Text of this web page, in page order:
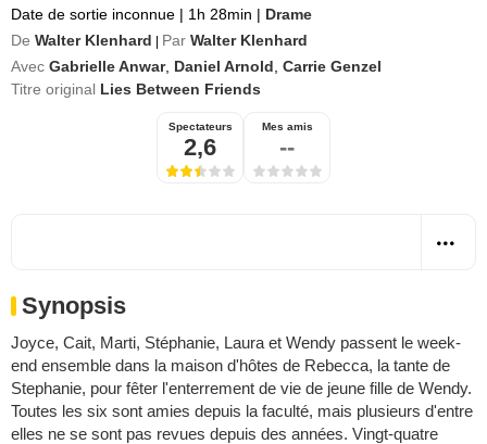
Date de sortie inconnue | 1h 28min | Drame
De Walter Klenhard Par Walter Klenhard
Avec Gabrielle Anwar, Daniel Arnold Carrie Genzel
Titre original Lies Between Friends
Spectateurs
2,6
Mes amis
--
Synopsis
Joyce, Cait, Marti, Stéphanie, Laura et Wendy passent le week-
end ensemble dans la maison d'hôtes de Rebecca, la tante de
Stephanie, pour fêter l'enterrement de vie de jeune fille de Wendy.
Toutes les six sont amies depuis la faculté, mais plusieurs d'entre
elles ne se sont pas revues depuis des années. Vingt-quatre